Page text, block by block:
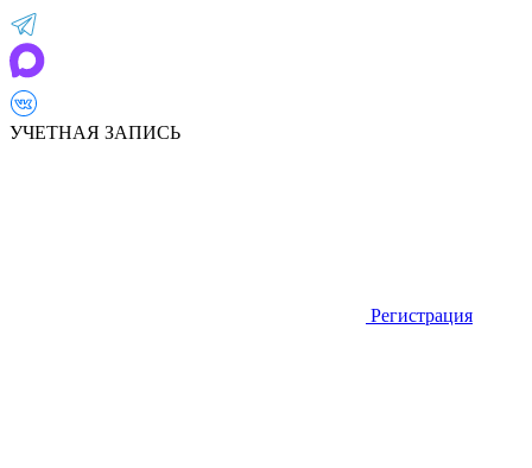
УЧЕТНАЯ ЗАПИСЬ
Регистрация